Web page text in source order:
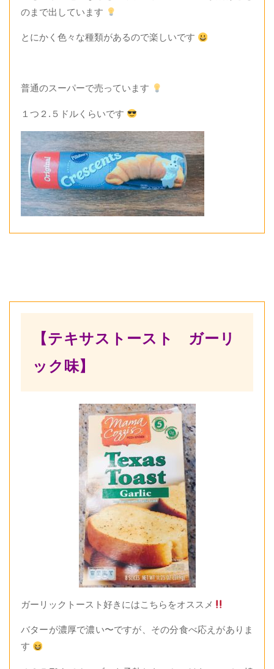
のまで出しています
とにかく色々な種類があるので楽しいです
普通のスーパーで売っています
１つ２.５ドルくらいです
【テキサストースト ガーリ
ック味】
ガーリックトースト好きにはこちらをオススメ
バターが濃厚で濃い〜ですが、その分食べ応えがありま
す